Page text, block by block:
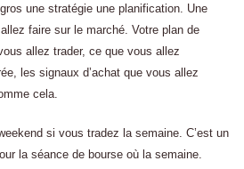
une stratégie une planification. Une
faire sur le marché. Votre plan de
allez trader, ce que vous allez
les signaux d’achat que vous allez
cela.
si vous tradez la semaine. C’est un
la séance de bourse où la semaine.